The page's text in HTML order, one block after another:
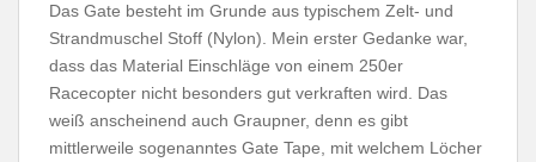
Das Gate besteht im Grunde aus typischem Zelt- und
Strandmuschel Stoff (Nylon). Mein erster Gedanke war,
dass das Material Einschläge von einem 250er
Racecopter nicht besonders gut verkraften wird. Das
weiß anscheinend auch Graupner, denn es gibt
mittlerweile sogenanntes Gate Tape, mit welchem Löcher